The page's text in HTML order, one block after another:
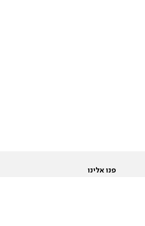
פנו אלינו